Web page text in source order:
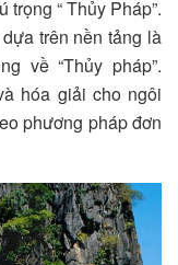
“ Thủy Pháp”.
trên nền tảng là
về “Thủy pháp”.
hóa giải cho ngôi
phương pháp đơn